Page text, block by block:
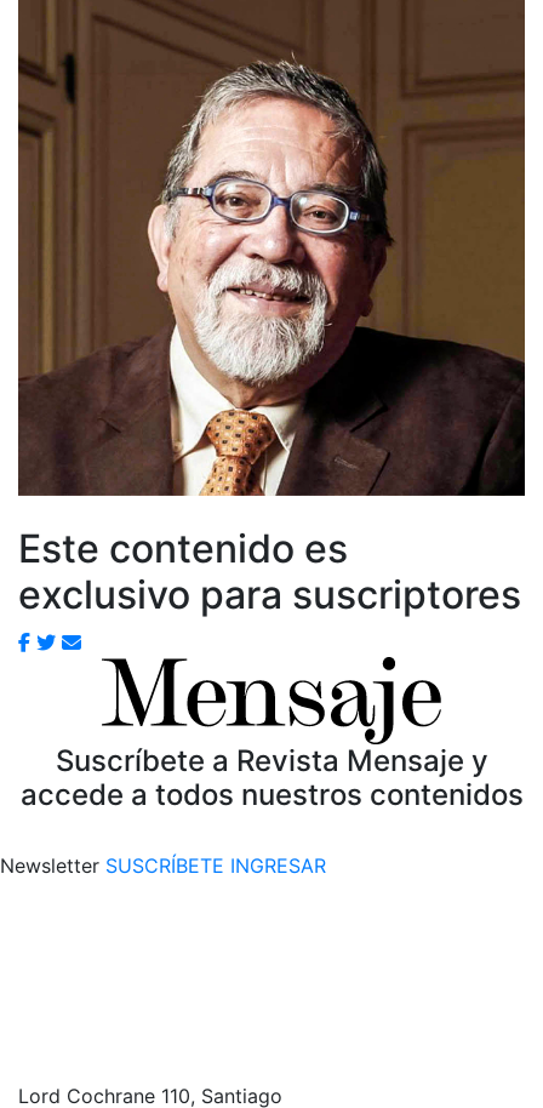
Este contenido es
exclusivo para suscriptores
Suscríbete a Revista Mensaje y
accede a todos nuestros contenidos
Newsletter SUSCRÍBETE INGRESAR
Lord Cochrane 110, Santiago